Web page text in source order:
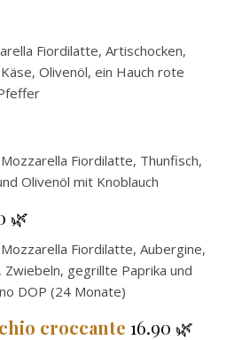
Fiordilatte, Artischocken,
Olivenöl, ein Hauch rote
Fiordilatte, Thunfisch,
Olivenöl mit Knoblauch
🌿
Fiordilatte, Aubergine,
Zwiebeln, gegrillte Paprika und
DOP (24 Monate)
croccante 16.90 🌿